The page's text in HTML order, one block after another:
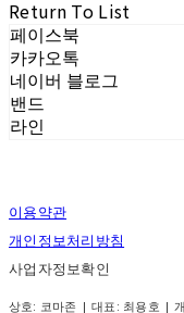
Return To List
페이스북
카카오톡
네이버 블로그
밴드
라인
이용약관
개인정보처리방침
사업자정보확인
상호: 코마존 | 대표: 최용호 |